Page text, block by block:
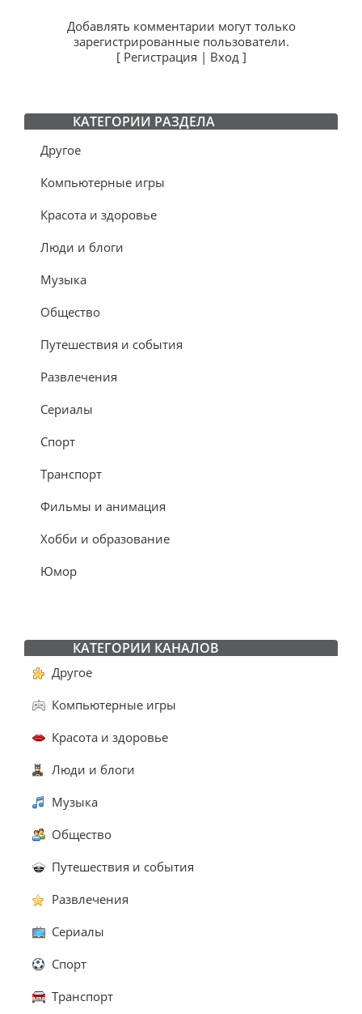
Добавлять комментарии могут только
зарегистрированные пользователи.
[ Регистрация | Вход]
КАТЕГОРИИ РАЗДЕЛА
Другое
Компьютерные игры
Красота и здоровье
Люди и блоги
Музыка
Общество
Путешествия и события
Развлечения
Сериалы
Спорт
Транспорт
Фильмы и анимация
Хобби и образование
Юмор
КАТЕГОРИИ КАНАЛОВ
Другое
Компьютерные игры
Красота и здоровье
Люди и блоги
Музыка
Общество
Путешествия и события
Развлечения
Сериалы
Спорт
Транспорт